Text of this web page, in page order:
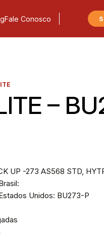
Fale Conosco
–
UP -273 AS568 STD,
Unidos: BU273-P